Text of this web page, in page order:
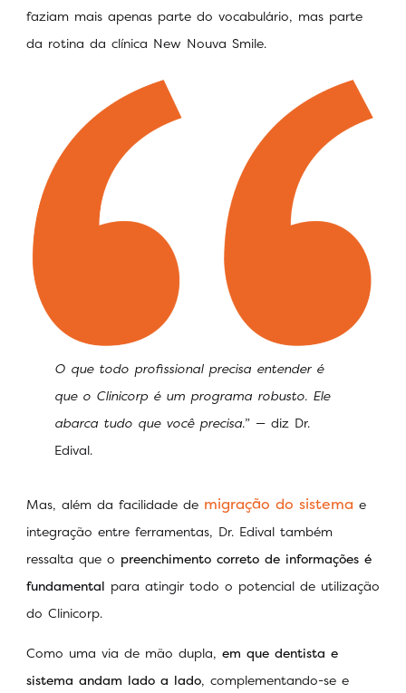
faziam mais apenas parte do vocabulário, mas parte
da rotina da clínica New Nouva Smile.
O que todo profissional precisa entender é
que o Clinicorp é um programa robusto. Ele
abarca tudo que você precisa.” — diz Dr.
Edival.
Mas, além da facilidade de migração do sistema e
integração entre ferramentas, Dr. Edival também
ressalta que o preenchimento correto de informações é
fundamental para atingir todo o potencial de utilização
do Clinicorp.
Como uma via de mão dupla, em que dentista e
sistema andam lado a lado, complementando-se e